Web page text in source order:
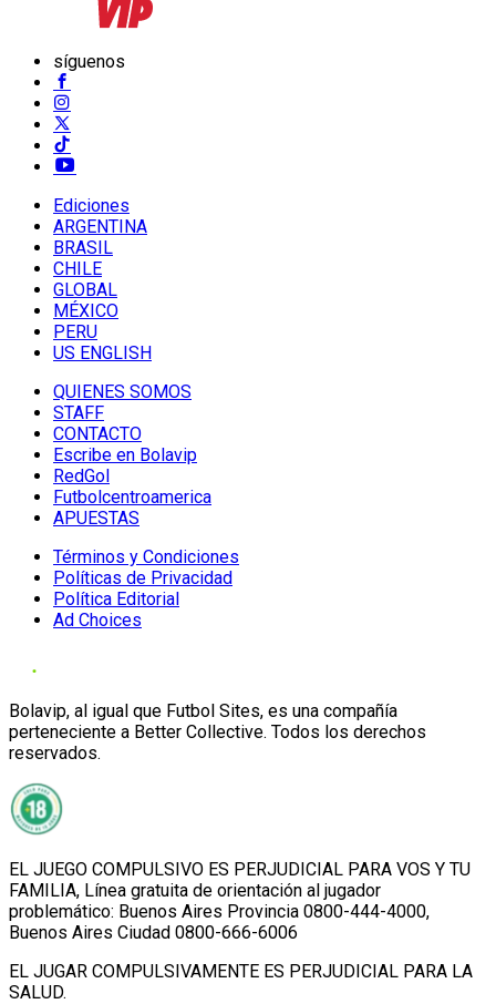
síguenos
Ediciones
ARGENTINA
BRASIL
CHILE
GLOBAL
MÉXICO
PERU
US ENGLISH
QUIENES SOMOS
STAFF
CONTACTO
Escribe en Bolavip
RedGol
Futbolcentroamerica
APUESTAS
Términos y Condiciones
Políticas de Privacidad
Política Editorial
Ad Choices
Bolavip, al igual que Futbol Sites, es una compañía
perteneciente a Better Collective. Todos los derechos
reservados.
EL JUEGO COMPULSIVO ES PERJUDICIAL PARA VOS Y TU
FAMILIA, Línea gratuita de orientación al jugador
problemático: Buenos Aires Provincia 0800-444-4000,
Buenos Aires Ciudad 0800-666-6006
EL JUGAR COMPULSIVAMENTE ES PERJUDICIAL PARA LA
SALUD.